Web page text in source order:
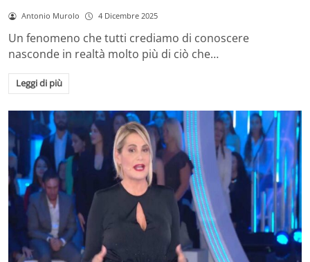
Antonio Murolo 4 Dicembre 2025
Un fenomeno che tutti crediamo di conoscere
nasconde in realtà molto più di ciò che…
Leggi di più